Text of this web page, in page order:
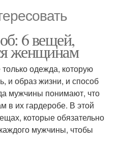
6 вещей,
женщинам
одежда, которую
и образ жизни, и способ
мужчины понимают, что
в их гардеробе. В этой
которые обязательно
мужчины, чтобы